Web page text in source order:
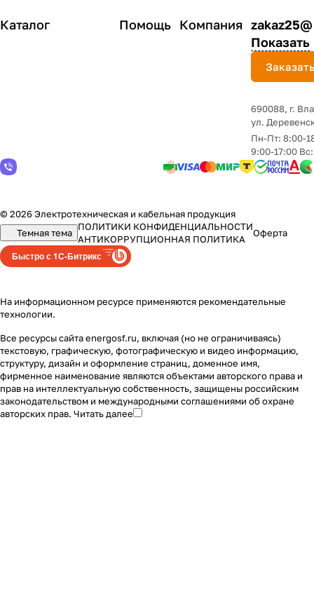
Каталог Помощь Компания zakaz25@
Показать
690088, г.
yл.
Пн-Пт: 8:00-
9:00-17:00
© 2026 Электротехническая и кабельная продукция
Темная тема
ПОЛИТИКИ КОНФИДЕНЦИАЛЬНОСТИ
АНТИКОРРУПЦИОННАЯ ПОЛИТИКА
Оферта
Быстро с 1С-Битрикс
На информационном ресурсе применяются рекомендательные
технологии.
Все ресурсы сайта energosf.ru, включая (но не ограничиваясь)
текстовую, графическую, фотографическую и видео информацию,
структуру, дизайн и оформление страниц, доменное имя,
фирменное наименование являются объектами авторского права и
прав на интеллектуальную собственность, защищены российским
законодательством и международными соглашениями об охране
авторских прав. Читать далее